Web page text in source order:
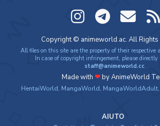
One Piece
Copyright © animeworld.ac. All Rights
All files on this site are the property of their respective
In case of copyright infringement, please
staff@animeworld.cc.
Made with ❤by AnimeWorld
HentaiWorld, MangaWorld, MangaWorldAdult,
AIUTO